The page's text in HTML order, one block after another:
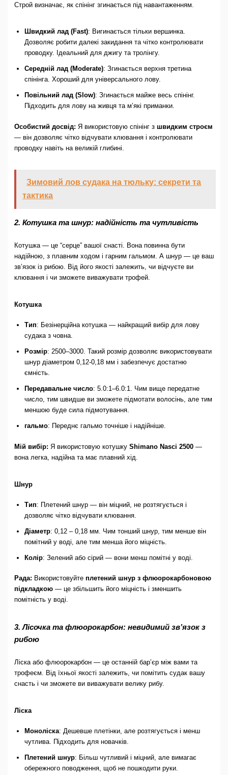
Строй визначає, як спінінг згинається під навантаженням.
Швидкий лад (Fast): Вигинається тільки вершинка.
Дозволяє робити далекі закидання та чітко контролювати
проводку. Ідеальний для джигу та тролінгу.
Середній лад (Moderate): Згинається верхня третина
спінінга. Хороший для універсального лову.
Повільний лад (Slow): Згинається майже весь спінінг.
Підходить для лову на живця та м’які приманки.
Особистий досвід: Я використовую спінінг з швидким строєм
— він дозволяє чітко відчувати клювання і контролювати
проводку навіть на великій глибині.
Зимовий лов судака на тюльку: секрети та
тактика
2. Котушка та шнур: надійність та чутливість
Котушка — це “серце” вашої снасті. Вона повинна бути
надійною, з плавним ходом і гарним гальмом. А шнур — це ваш
зв’язок із рибою. Від його якості залежить, чи відчуєте ви
клювання і чи зможете виважувати трофей.
Котушка
Тип: Безінерційна котушка — найкращий вибір для лову
судака з човна.
Розмір: 2500–3000. Такий розмір дозволяє використовувати
шнур діаметром 0,12-0,18 мм і забезпечує достатню
ємність.
Передавальне число: 5.0:1–6.0:1. Чим вище передатне
число, тим швидше ви зможете підмотати волосінь, але тим
меншою буде сила підмотування.
гальмо: Переднє гальмо точніше і надійніше.
Мій вибір: Я використовую котушку Shimano Nasci 2500—
вона легка, надійна та має плавний хід.
Шнур
Тип: Плетений шнур — він міцний, не розтягується і
дозволяє чітко відчувати клювання.
Діаметр: 0,12 – 0,18 мм. Чим тонший шнур, тим менше він
помітний у воді, але тим менша його міцність.
Колір: Зелений або сірий — вони менш помітні у воді.
Рада: Використовуйте плетений шнур з флюорокарбоновою
підкладкою— це збільшить його міцність і зменшить
помітність у воді.
3. Лісочка та флюорокарбон: невидимий зв’язок з
рибою
Ліска або флюорокарбон — це останній бар’єр між вами та
трофеєм. Від їхньої якості залежить, чи помітить судак вашу
снасть і чи зможете ви виважувати велику рибу.
Ліска
Моноліска: Дешевше плетінки, але розтягується і менш
чутлива. Підходить для новачків.
Плетений шнур: Більш чутливий і міцний, але вимагає
обережного поводження, щоб не пошкодити руки.